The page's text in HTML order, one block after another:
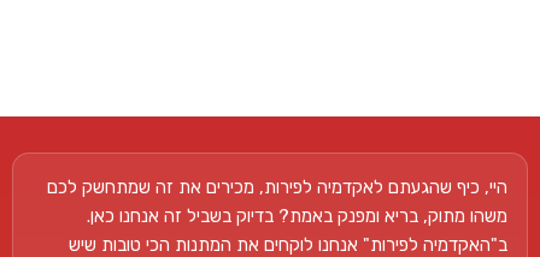
היי, כיף שהגעתם לאקדמיה לפירות, מכירים את זה שמתחשק לכם
משהו מתוק, בריא ומפנק באמת? בדיוק בשביל זה אנחנו כאן.
ב"האקדמיה לפירות" אנחנו לוקחים את המתנות הכי טובות שיש